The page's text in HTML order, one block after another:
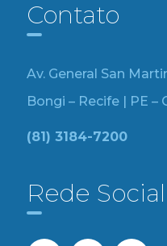
Contato
Av. General San
Bongi – Recife | PE –
(81) 3184-7200
Rede Social